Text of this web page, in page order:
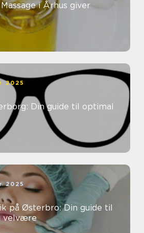
i Århus giver
2025
Din guide til optimal
2025
på Østerbro: Din guide til
velvære